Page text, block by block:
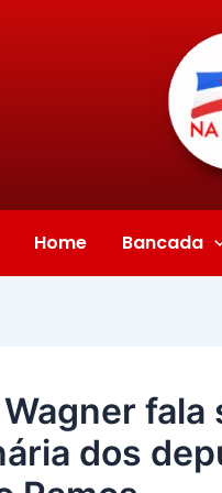
Home Bancada
dos